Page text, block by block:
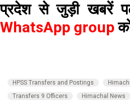
प्रदेश से जुड़ी खबरें
WhatsApp group
HPSS Transfers and Postings
Transfers 9 Officers
Himachal News